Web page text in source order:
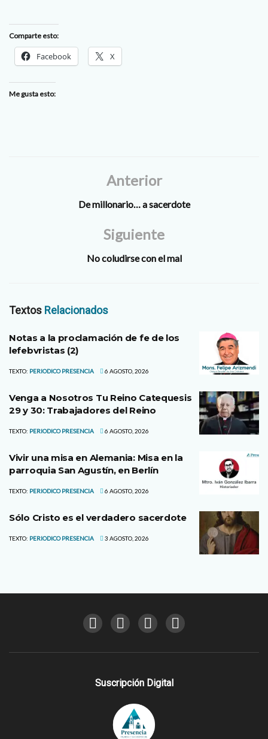
Comparte esto:
Facebook X
Me gusta esto:
Anterior
De millonario… a sacerdote
Siguiente
No coludirse con el mal
Textos Relacionados
Notas a la proclamación de fe de los
lefebvristas (2)
TEXTO: PERIODICO PRESENCIA 6 AGOSTO, 2026
Venga a Nosotros Tu Reino Catequesis
29 y 30: Trabajadores del Reino
TEXTO: PERIODICO PRESENCIA 6 AGOSTO, 2026
Vivir una misa en Alemania: Misa en la
parroquia San Agustín, en Berlín
TEXTO: PERIODICO PRESENCIA 6 AGOSTO, 2026
Sólo Cristo es el verdadero sacerdote
TEXTO: PERIODICO PRESENCIA 3 AGOSTO, 2026
Suscripción Digital